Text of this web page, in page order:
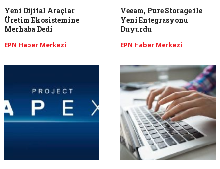
Yeni Dijital Araçlar
Üretim Ekosistemine
Merhaba Dedi
EPN Haber Merkezi
Veeam, Pure Storage ile
Yeni Entegrasyonu
Duyurdu
EPN Haber Merkezi